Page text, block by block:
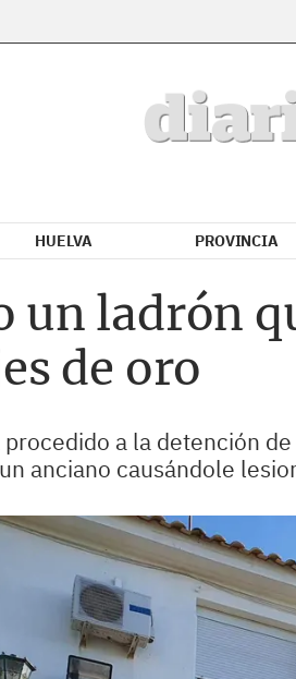
HUELVA PROVINCIA
un ladrón
de oro
procedido a la detención
anciano causándole